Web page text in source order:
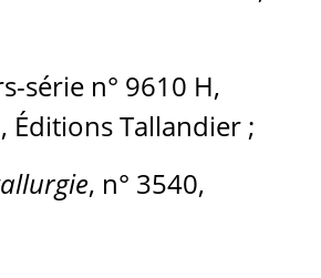
série n° 9610 H,
Éditions Tallandier ;
, n° 3540,